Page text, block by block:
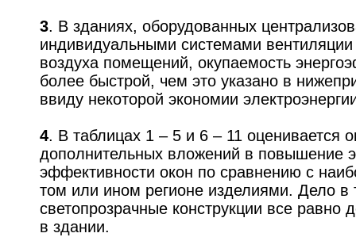
3. В зданиях, оборудованных
индивидуальными системами
воздуха помещений, окупаемость
более быстрой, чем это указано в
ввиду некоторой экономии
4. В таблицах 1 – 5 и 6 – 11 оценивается
дополнительных вложений в повышение
эффективности окон по сравнению с
том или ином регионе изделиями. Дело в
светопрозрачные конструкции все
в здании.